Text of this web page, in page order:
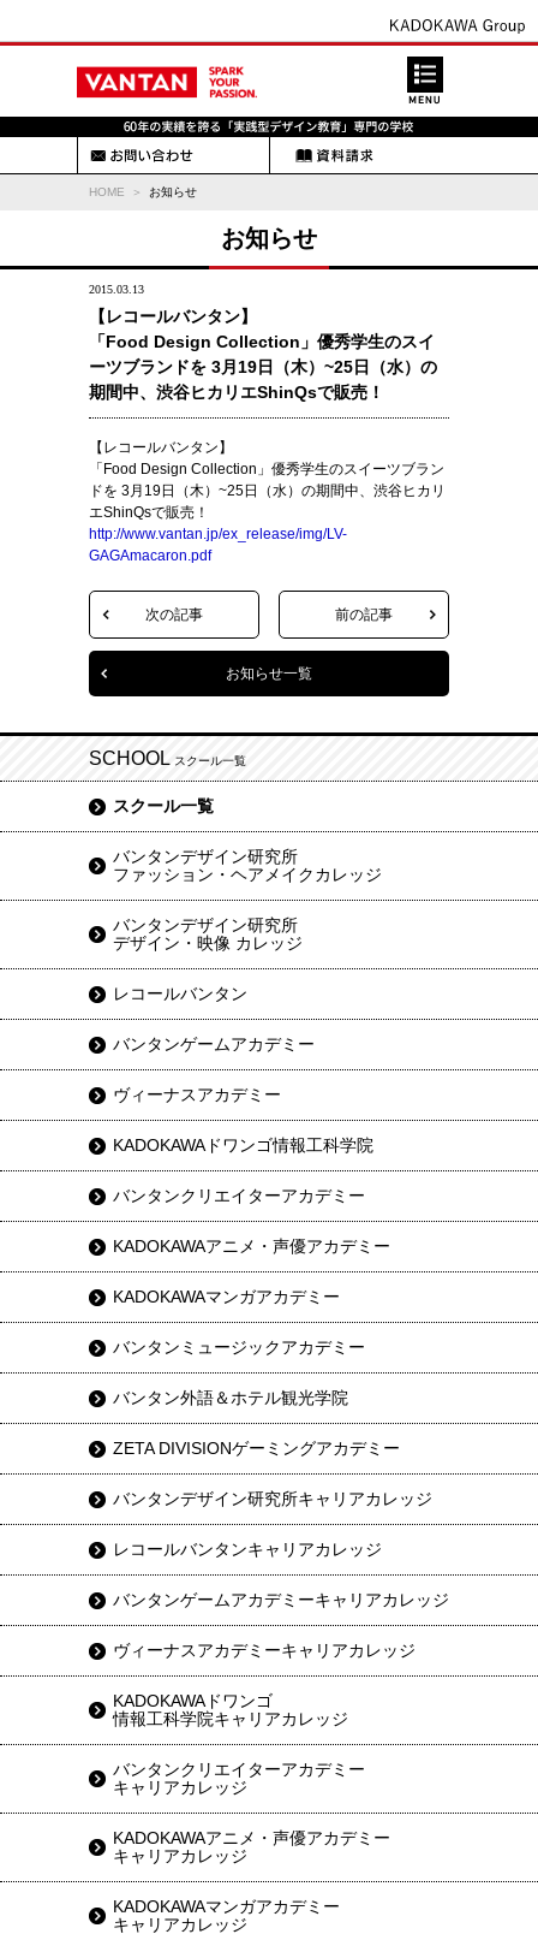
HOME お知らせ
お知らせ
2015.03.13
【レコールバンタン】
「Food Design Collection」優秀学生のスイ
ーツブランドを 3月19日（木）~25日（水）の
期間中、渋谷ヒカリエShinQsで販売！
【レコールバンタン】
「Food Design Collection」優秀学生のスイーツブラン
ドを 3月19日（木）~25日（水）の期間中、渋谷ヒカリ
エShinQsで販売！
http://www.vantan.jp/ex_release/img/LV-
GAGAmacaron.pdf
次の記事 前の記事
お知らせ一覧
SCHOOL スクール一覧
スクール一覧
バンタンデザイン研究所
ファッション・ヘアメイクカレッジ
バンタンデザイン研究所
デザイン・映像 カレッジ
レコールバンタン
バンタンゲームアカデミー
ヴィーナスアカデミー
KADOKAWAドワンゴ情報工科学院
バンタンクリエイターアカデミー
KADOKAWAアニメ・声優アカデミー
KADOKAWAマンガアカデミー
バンタンミュージックアカデミー
バンタン外語＆ホテル観光学院
ZETA DIVISIONゲーミングアカデミー
バンタンデザイン研究所キャリアカレッジ
レコールバンタンキャリアカレッジ
バンタンゲームアカデミーキャリアカレッジ
ヴィーナスアカデミーキャリアカレッジ
KADOKAWAドワンゴ
情報工科学院キャリアカレッジ
バンタンクリエイターアカデミー
キャリアカレッジ
KADOKAWAアニメ・声優アカデミー
キャリアカレッジ
KADOKAWAマンガアカデミー
キャリアカレッジ